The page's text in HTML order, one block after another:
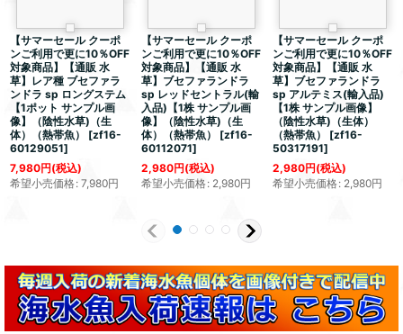
【サマーセール クーポ
ンご利用で更に10％OFF
対象商品】【通販 水
草】レア種 ブセファラ
ンドラ sp ロングステム
【1ポット サンプル画
像】（陰性水草)（生
体）（熱帯魚）
[zf16-
60129051]
7,980円(税込)
希望小売価格: 7,980円
【サマーセール クーポ
ンご利用で更に10％OFF
対象商品】【通販 水
草】ブセファランドラ
sp レッドセントラル(輸
入品)【1株 サンプル画
像】（陰性水草)（生
体）（熱帯魚）
[zf16-
60112071]
2,980円(税込)
希望小売価格: 2,980円
【サマーセール クーポ
ンご利用で更に10％OFF
対象商品】【通販 水
草】ブセファランドラ
sp アルテミス(輸入品)
【1株 サンプル画像】
（陰性水草)（生体）
（熱帯魚）
[zf16-
50317191]
2,980円(税込)
希望小売価格: 2,980円